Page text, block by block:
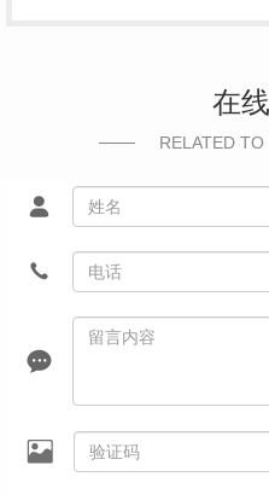
在
RELATED